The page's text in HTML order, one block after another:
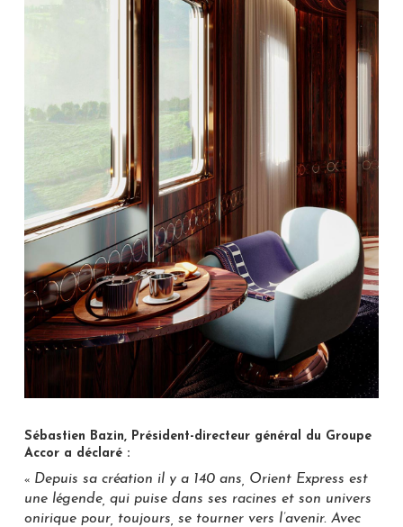
Sébastien Bazin, Président-directeur général du Groupe
Accor a déclaré :
« Depuis sa création il y a 140 ans, Orient Express est
une légende, qui puise dans ses racines et son univers
onirique pour, toujours, se tourner vers l’avenir. Avec